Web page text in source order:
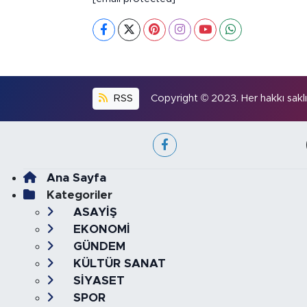
RSS Copyright © 2023. Her hakkı
Ana Sayfa
Kategoriler
ASAYİŞ
EKONOMİ
GÜNDEM
KÜLTÜR SANAT
SİYASET
SPOR